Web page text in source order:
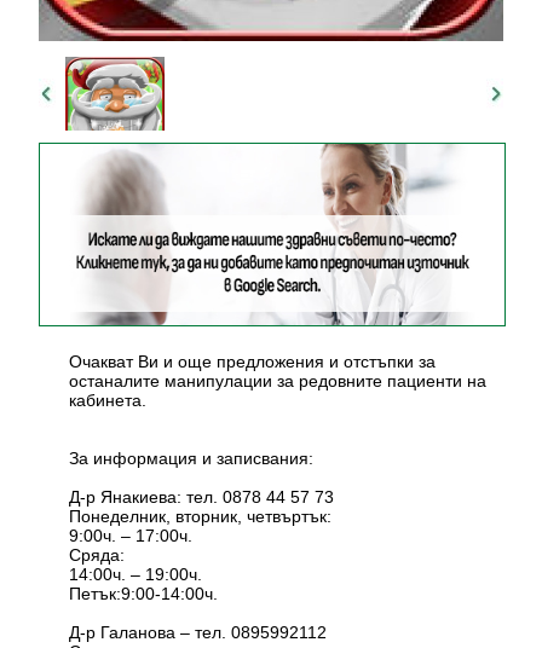
Очакват Ви и още предложения и отстъпки за
останалите манипулации за редовните пациенти на
кабинета.
За информация и записвания:
Д-р Янакиева: тел. 0878 44 57 73
Понеделник, вторник, четвъртък:
9:00ч. – 17:00ч.
Сряда:
14:00ч. – 19:00ч.
Петък:9:00-14:00ч.
Д-р Галанова – тел. 0895992112